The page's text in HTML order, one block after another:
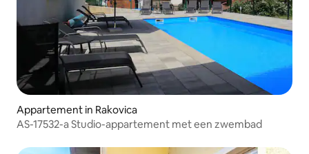
Appartement in Rakovica
AS-17532-a Studio-appartement met een zwembad